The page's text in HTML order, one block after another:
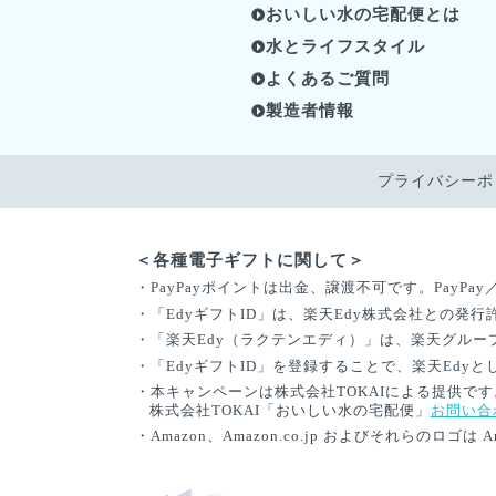
おいしい水の宅配便とは
水とライフスタイル
よくあるご質問
製造者情報
プライバシー
＜各種電子ギフトに関して＞
・PayPayポイントは出金、譲渡不可です。
・「EdyギフトID」は、楽天Edy株式会社との発
・「楽天Edy（ラクテンエディ）」は、楽天グル
・「EdyギフトID」を登録することで、楽天Edyと
・本キャンペーンは株式会社TOKAIによる提供で
株式会社TOKAI「おいしい水の宅配便」 お問い
・Amazon、Amazon.co.jp およびそれらのロゴは